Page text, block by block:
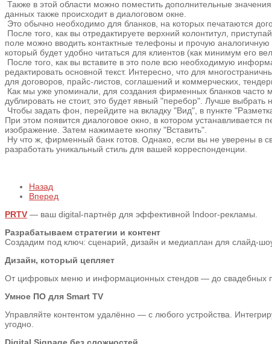
Также в этой области можно поместить дополнительные
данных также происходит в диалоговом окне.
Это обычно необходимо для бланков, на которых печатаются
После того, как вы отредактируете верхний колонтитул,
поле можно вводить контактные телефоны и прочую
который будет удобно читаться для клиентов (как минимум его
После того, как вы вставите в это поле всю необходимую
редактировать основной текст. Интересно, что для
для договоров, прайс-листов, соглашений и коммерческих,
Как мы уже упоминали, для создания фирменных бланков часто
дублировать не стоит, это будет явный "перебор". Лучше
Чтобы задать фон, перейдите на вкладку "Вид", в пункте
При этом появится диалоговое окно, в котором устанавливается
изображение. Затем нажимаете кнопку "Вставить".
Ну что ж, фирменный банк готов. Однако, если вы не уверены в
разработать уникальный стиль для вашей корреспонденции.
Назад
Вперед
PRTV — ваш digital-партнёр для эффективной Indoor-рекламы.
Разрабатываем стратегии и контент
Создадим под ключ: сценарий, дизайн и медиаплан для слайд-
Дизайн, который цепляет
От цифровых меню и информационных стендов — до свадебных
Умное ПО для Smart TV
Управляйте контентом удалённо — с любого устройства.
угодно.
Digital Signage без сложностей